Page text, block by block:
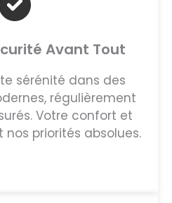
Avant Tout
sérénité dans des
régulièrement
Votre confort et
priorités absolues.